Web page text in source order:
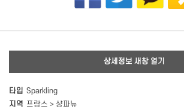
상세정보 새창 열기
타입 Sparkling
지역 프랑스 > 샹파뉴